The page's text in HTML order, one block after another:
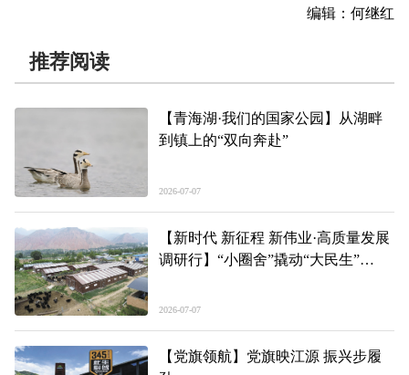
编辑：何继红
推荐阅读
【青海湖·我们的国家公园】从湖畔
到镇上的“双向奔赴”
2026-07-07
【新时代 新征程 新伟业·高质量发展
调研行】“小圈舍”撬动“大民生”
置补贴观察
2026-07-07
【党旗领航】党旗映江源 振兴步履